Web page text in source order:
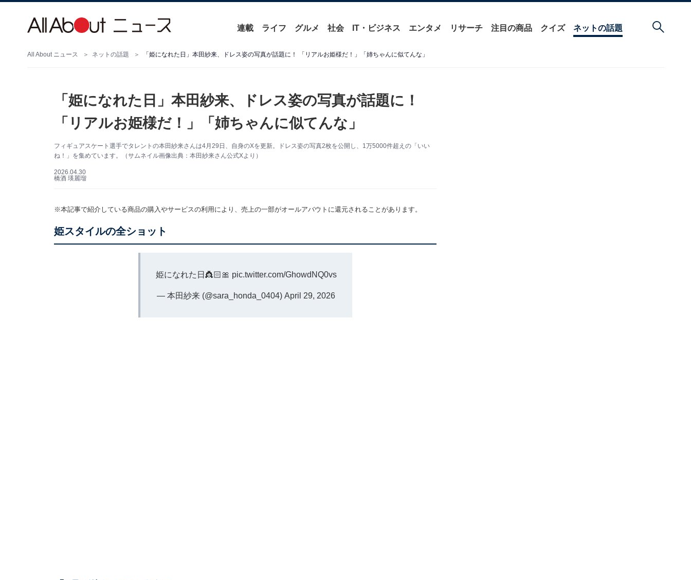
連載 ライフ グルメ 社会 IT・ビジネス エンタメ リサーチ 注目の商品 クイズ ネットの話題
All About ニュース ネットの話題 「姫になれた日」本田紗来、ドレス姿の写真が話題に！ 「リアルお姫様だ！」「姉ちゃんに似てんな」
「姫になれた日」本田紗来、ドレス姿の写真が話題に！
「リアルお姫様だ！」「姉ちゃんに似てんな」
フィギュアスケート選手でタレントの本田紗来さんは4月29日、自身のXを更新。ドレス姿の写真2枚を公開し、1万5000件超えの「いい
ね！」を集めています。（サムネイル画像出典：本田紗来さん公式Xより）
2026.04.30
橋酒 瑛麗瑠
※本記事で紹介している商品の購入やサービスの利用により、売上の一部がオールアバウトに還元されることがあります。
姫スタイルの全ショット
姫になれた日👸🏻🎀 pic.twitter.com/GhowdNQ0vs
— 本田紗来 (@sara_honda_0404) April 29, 2026